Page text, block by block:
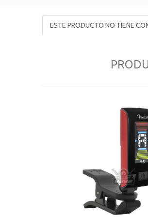
ESTE PRODUCTO NO TIENE